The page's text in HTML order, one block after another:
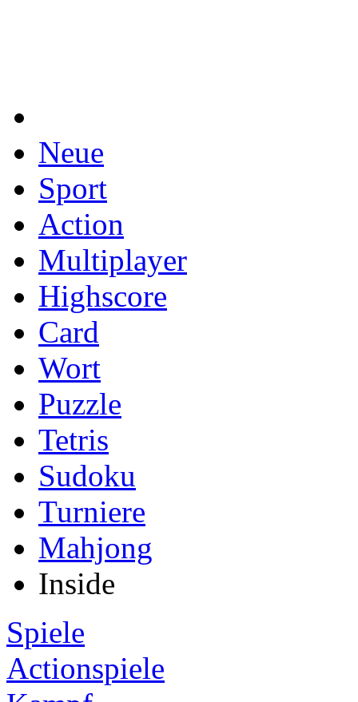
Neue
Sport
Action
Multiplayer
Highscore
Card
Wort
Puzzle
Tetris
Sudoku
Turniere
Mahjong
Inside
Spiele
Actionspiele